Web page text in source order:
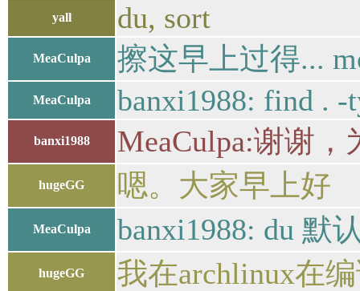
yall du, sort
MeaCulpa 擦这早上过得...
MeaCulpa banxi1988: find . -
banxi1988 MeaCulpa:谢谢，
hugeGG 嗯。大家早上好
MeaCulpa banxi1988: du 默
hugeGG 我在archlinux在